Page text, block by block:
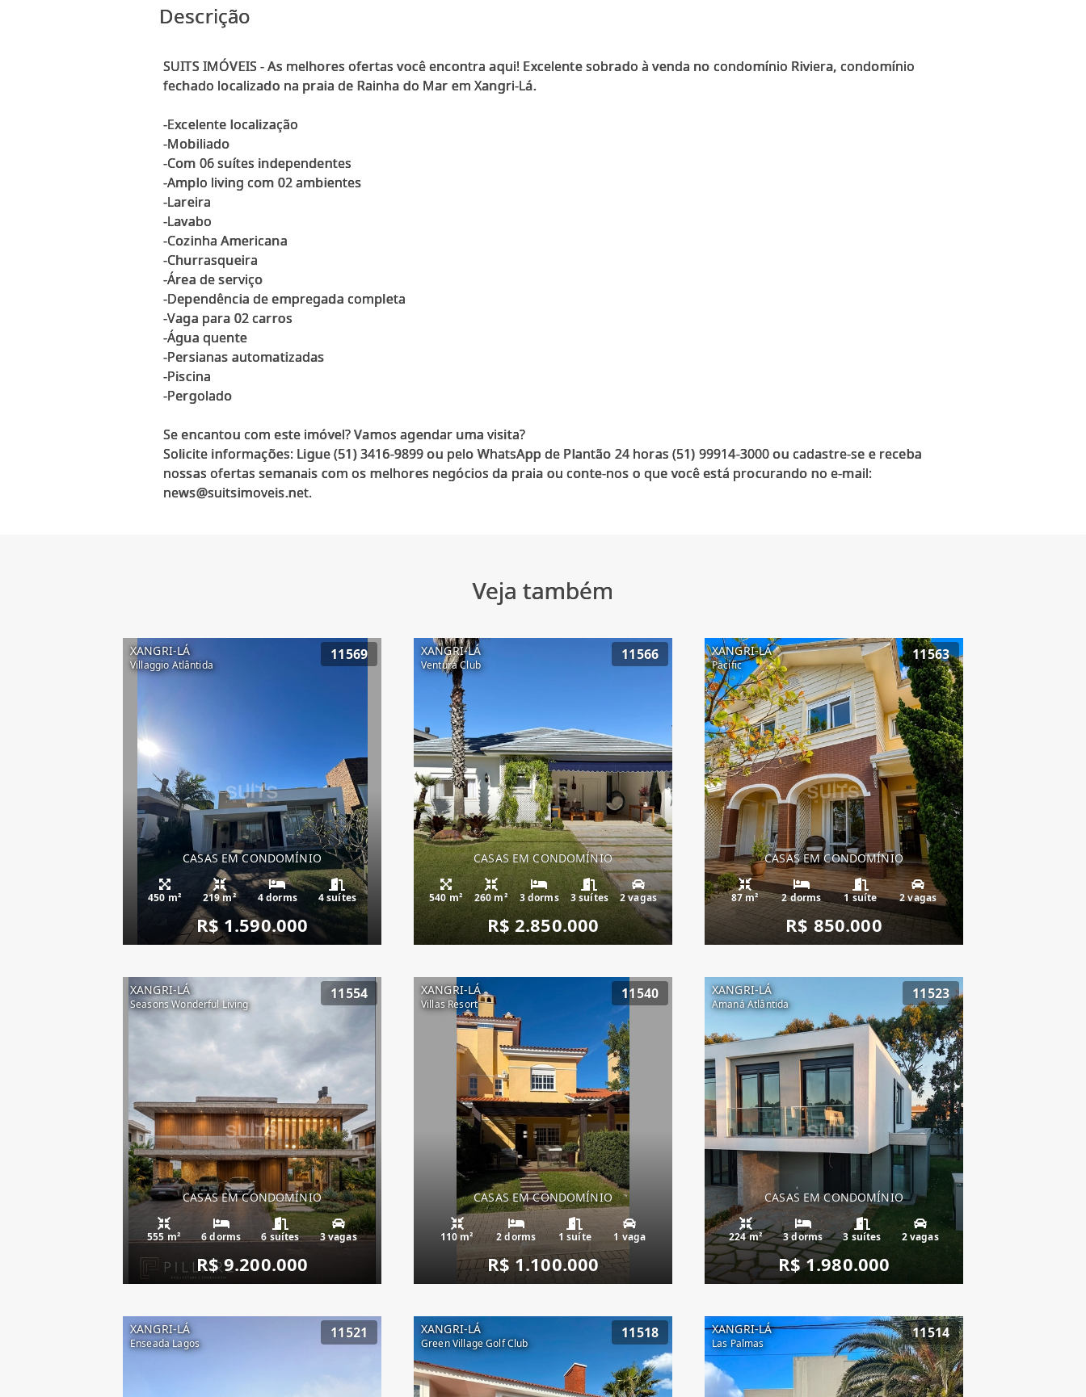
Descrição
SUITS IMÓVEIS - As melhores ofertas você encontra aqui! Excelente sobrado à venda no condomínio Riviera, condomínio
fechado localizado na praia de Rainha do Mar em Xangri-Lá.
-Excelente localização
-Mobiliado
-Com 06 suítes independentes
-Amplo living com 02 ambientes
-Lareira
-Lavabo
-Cozinha Americana
-Churrasqueira
-Área de serviço
-Dependência de empregada completa
-Vaga para 02 carros
-Água quente
-Persianas automatizadas
-Piscina
-Pergolado
Se encantou com este imóvel? Vamos agendar uma visita?
Solicite informações: Ligue (51) 3416-9899 ou pelo WhatsApp de Plantão 24 horas (51) 99914-3000 ou cadastre-se e receba
nossas ofertas semanais com os melhores negócios da praia ou conte-nos o que você está procurando no e-mail:
Veja também
XANGRI-LÁ
Villaggio Atlântida
11569
CASAS EM CONDOMÍNIO
450 m² 219 m² 4 dorms 4 suítes
R$ 1.590.000
XANGRI-LÁ
Ventura Club
11566
CASAS EM CONDOMÍNIO
540 m² 260 m² 3 dorms 3 suítes 2 vagas
R$ 2.850.000
XANGRI-LÁ
Pacific
11563
CASAS EM CONDOMÍNIO
87 m² 2 dorms 1 suíte 2 vagas
R$ 850.000
XANGRI-LÁ
Seasons Wonderful Living
11554
CASAS EM CONDOMÍNIO
555 m² 6 dorms 6 suítes 3 vagas
R$ 9.200.000
XANGRI-LÁ
Villas Resort
11540
CASAS EM CONDOMÍNIO
110 m² 2 dorms 1 suíte 1 vaga
R$ 1.100.000
XANGRI-LÁ
Amaná Atlântida
11523
CASAS EM CONDOMÍNIO
224 m² 3 dorms 3 suítes 2 vagas
R$ 1.980.000
XANGRI-LÁ
Enseada Lagos
11521 XANGRI-LÁ
Green Village Golf Club
11518 XANGRI-LÁ
Las Palmas
11514